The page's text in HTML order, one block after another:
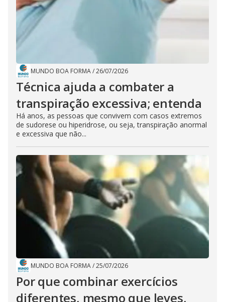
MUNDO BOA FORMA/26/07/2026
Técnica ajuda a combater a
transpiração excessiva; entenda
Há anos, as pessoas que convivem com casos extremos
de sudorese ou hiperidrose, ou seja, transpiração anormal
e excessiva que não...
MUNDO BOA FORMA/25/07/2026
Por que combinar exercícios
diferentes, mesmo que leves,